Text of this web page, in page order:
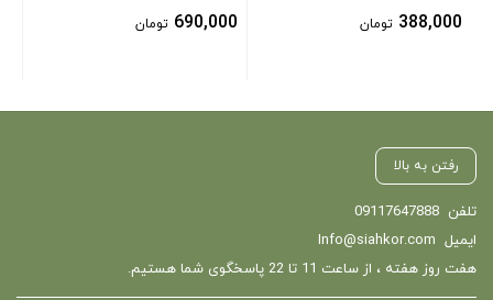
388,000 تومان 690,000 تومان
رفتن به بالا
تلفن 09117647888
ایمیل Info@siahkor.com
هفت روز هفته ، از ساعت 11 تا 22 پاسخگوی شما هستیم.